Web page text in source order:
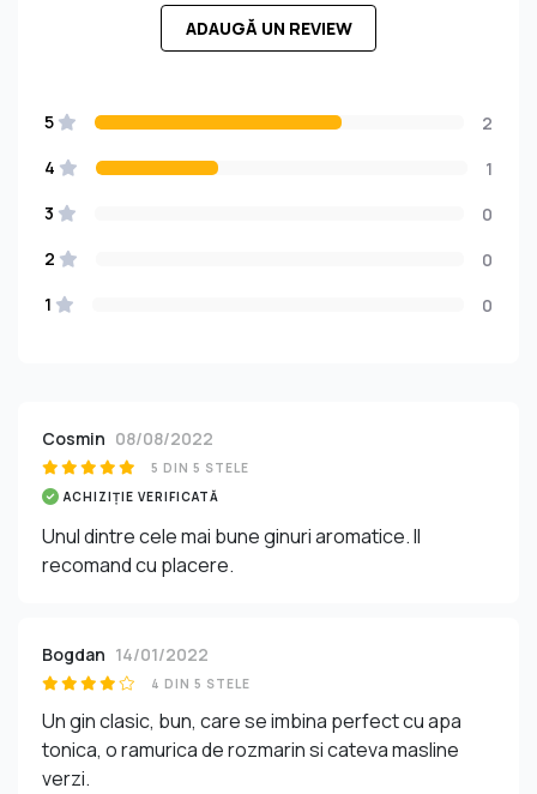
ADAUGĂ UN REVIEW
5
2
4
1
3
0
2
0
1
0
Cosmin 08/08/2022
5 DIN 5 STELE
ACHIZIȚIE VERIFICATĂ
Unul dintre cele mai bune ginuri aromatice. Il
recomand cu placere.
Bogdan 14/01/2022
4 DIN 5 STELE
Un gin clasic, bun, care se imbina perfect cu apa
tonica, o ramurica de rozmarin si cateva masline
verzi.